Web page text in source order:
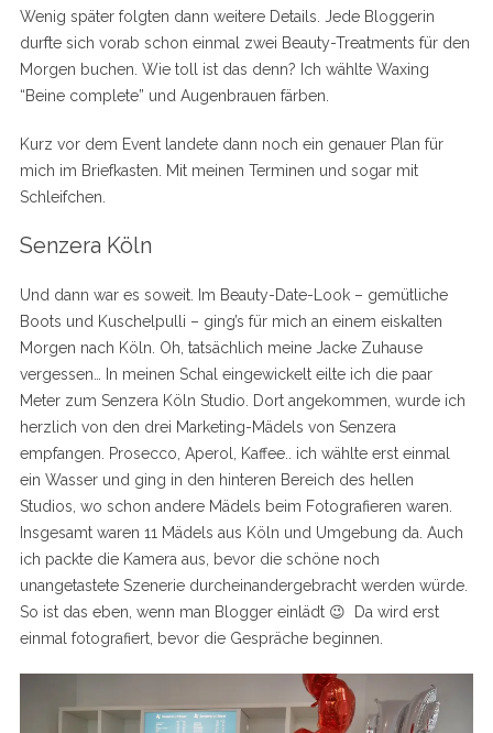
Wenig später folgten dann weitere Details. Jede Bloggerin
durfte sich vorab schon einmal zwei Beauty-Treatments für den
Morgen buchen. Wie toll ist das denn? Ich wählte Waxing
“Beine complete” und Augenbrauen färben.
Kurz vor dem Event landete dann noch ein genauer Plan für
mich im Briefkasten. Mit meinen Terminen und sogar mit
Schleifchen.
Senzera Köln
Und dann war es soweit. Im Beauty-Date-Look – gemütliche
Boots und Kuschelpulli – ging’s für mich an einem eiskalten
Morgen nach Köln. Oh, tatsächlich meine Jacke Zuhause
vergessen… In meinen Schal eingewickelt eilte ich die paar
Meter zum Senzera Köln Studio. Dort angekommen, wurde ich
herzlich von den drei Marketing-Mädels von Senzera
empfangen. Prosecco, Aperol, Kaffee.. ich wählte erst einmal
ein Wasser und ging in den hinteren Bereich des hellen
Studios, wo schon andere Mädels beim Fotografieren waren.
Insgesamt waren 11 Mädels aus Köln und Umgebung da. Auch
ich packte die Kamera aus, bevor die schöne noch
unangetastete Szenerie durcheinandergebracht werden würde.
So ist das eben, wenn man Blogger einlädt 😉 Da wird erst
einmal fotografiert, bevor die Gespräche beginnen.